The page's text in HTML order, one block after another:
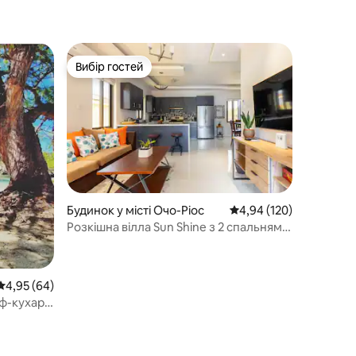
оцінка: 4,95 з 5, відгуки: 64
4,95 (64)
кухар і
Вибір гостей
Вибір гостей
Будинок у місті Очо-Ріос Середня оцінка: 4,94
4,94 (120)
Розкішна вілла Sun Shine з 2 спальнями,